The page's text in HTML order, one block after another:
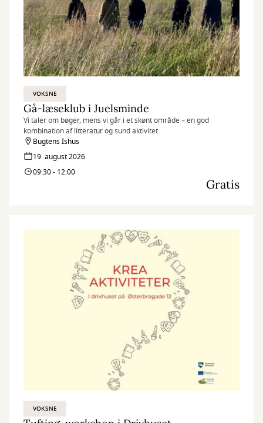
VOKSNE
Gå-læseklub i Juelsminde
Vi taler om bøger, mens vi går i et skønt område – en god
kombination af litteratur og sund aktivitet.
Bugtens Ishus
19. august 2026
09:30 - 12:00
Gratis
VOKSNE